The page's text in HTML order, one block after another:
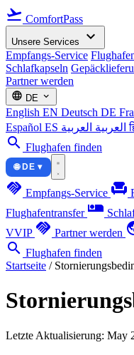
flight_takeoff ComfortPass
Unsere Services expand_more
Empfangs-Service
Schlafkapseln
Partner werden
language DE expand_more
English EN Deutsch DE
Español ES العربية العربية
search Flughafen finden
🌐 DE ▾
handshake Empfangs-Service chair
Flughafentransfer airline_seat_individual_suite
VVIP handshake Partner werden
search Flughafen finden
Startseite /
Letzte Aktualisierung: May